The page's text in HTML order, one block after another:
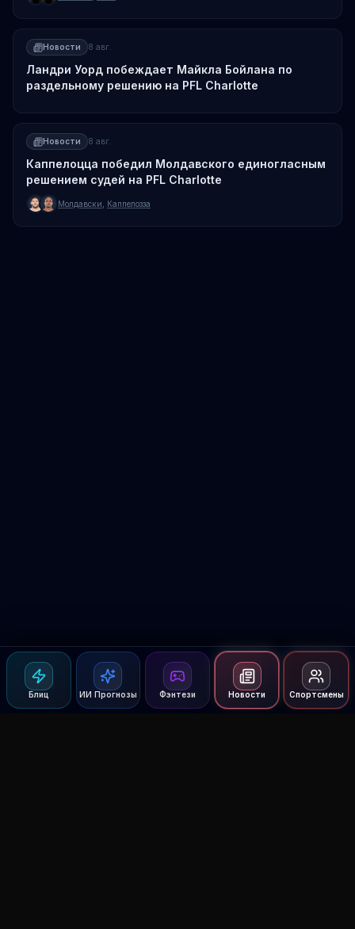
Блиц ИИ Прогнозы Фэнтези Новости Спортсмены
Новости 8 авг.
Ландри Уорд побеждает Майкла Бойлана по
раздельному решению на PFL Charlotte
Новости 8 авг.
Каппелоцца победил Молдавского единогласным
решением судей на PFL Charlotte
Молдавски Каппелозза